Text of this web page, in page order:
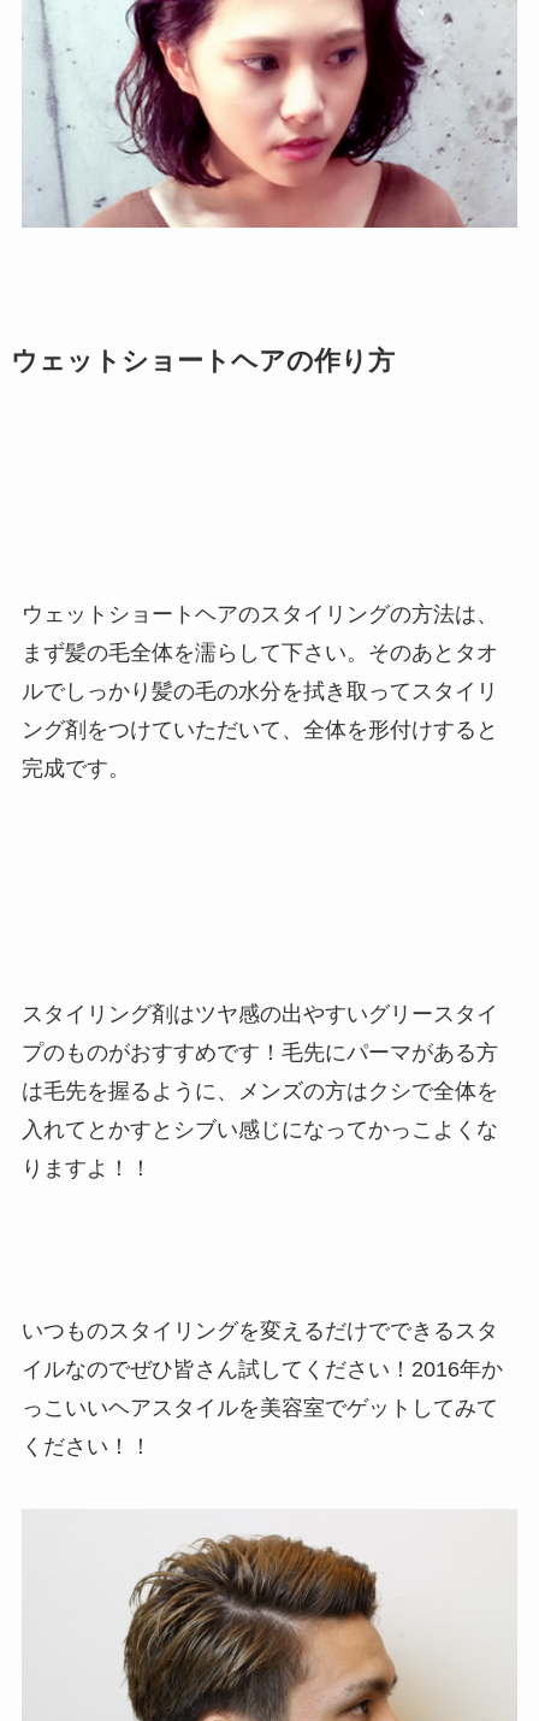
ウェットショートヘアの作り方
ウェットショートヘアのスタイリングの方法は、
まず髪の毛全体を濡らして下さい。そのあとタオ
ルでしっかり髪の毛の水分を拭き取ってスタイリ
ング剤をつけていただいて、全体を形付けすると
完成です。
スタイリング剤はツヤ感の出やすいグリースタイ
プのものがおすすめです！毛先にパーマがある方
は毛先を握るように、メンズの方はクシで全体を
入れてとかすとシブい感じになってかっこよくな
りますよ！！
いつものスタイリングを変えるだけでできるスタ
イルなのでぜひ皆さん試してください！2016年か
っこいいヘアスタイルを美容室でゲットしてみて
ください！！